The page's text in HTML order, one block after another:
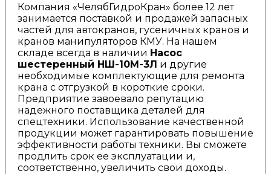
Компания «ЧелябГидроКран» более 12 лет
занимается поставкой и продажей запасных
частей для автокранов, гусеничных кранов и
кранов манипуляторов КМУ. На нашем
складе всегда в наличии Насос
шестеренный НШ-10М-3Л и другие
необходимые комплектующие для ремонта
крана с отгрузкой в короткие сроки.
Предприятие завоевало репутацию
надежного поставщика деталей для
спецтехники. Использование качественной
продукции может гарантировать повышение
эффективности работы техники. Вы сможете
продлить срок ее эксплуатации и,
соответственно, увеличить свои доходы.